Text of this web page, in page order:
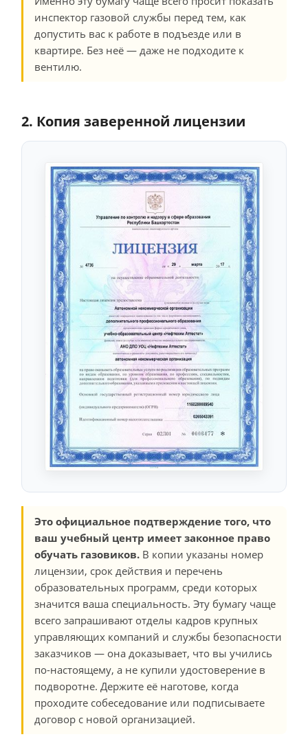
инспектор газовой службы перед тем, как
допустить вас к работе в подъезде или в
квартире. Без неё — даже не подходите к
вентилю.
2. Копия заверенной лицензии
Это официальное подтверждение того, что
ваш учебный центр имеет законное право
обучать газовиков. В копии указаны номер
лицензии, срок действия и перечень
образовательных программ, среди которых
значится ваша специальность. Эту бумагу чаще
всего запрашивают отделы кадров крупных
управляющих компаний и службы безопасности
заказчиков — она доказывает, что вы учились
по-настоящему, а не купили удостоверение в
подворотне. Держите её наготове, когда
проходите собеседование или подписываете
договор с новой организацией.